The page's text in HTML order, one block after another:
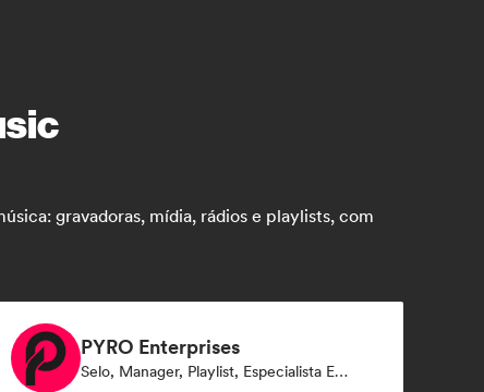
gravadoras, mídia, rádios e playlists, com
PYRO Enterprises
Selo, Manager, Playlist, Especialista Em Som